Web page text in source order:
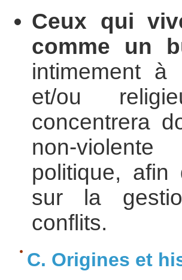
Ceux qui
comme un
intimement à
et/ou
concentrera
non-
politique, afin
sur la
conflits.
C. Origines et